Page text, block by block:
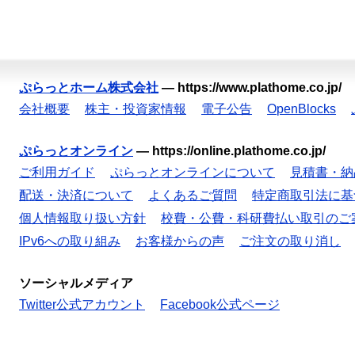
ぷらっとホーム株式会社 — https://www.plathome.co.jp/
会社概要
株主・投資家情報 電子公告 OpenBlocks
ぷらっとオンライン — https://online.plathome.co.jp/
ご利用ガイド
ぷらっとオンラインについて
見積書・
配送・決済について
よくあるご質問
特定商取引法に
個人情報取り扱い方針
校費・公費・科研費払い取引のご
IPv6への取り組み
お客様からの声 ご注文の取り消し
ソーシャルメディア
Twitter公式アカウント
Facebook公式ページ